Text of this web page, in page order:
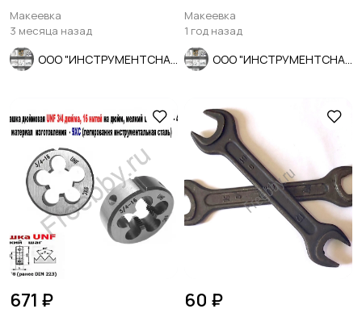
2360-0154, СССР.
Макеевка
3 месяца назад
ГОСТ 7740-71.
Макеевка
1 год назад
671 ₽ 60 ₽